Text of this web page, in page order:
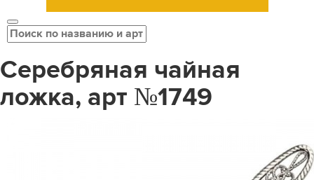
Серебряная чайная
ложка, арт №1749